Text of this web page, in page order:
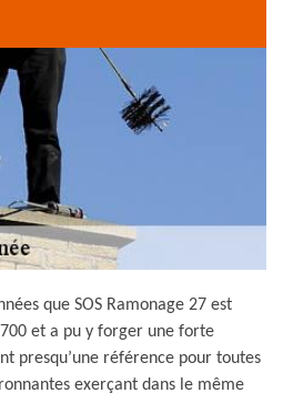
que SOS Ramonage 27 est
et a pu y forger une forte
presqu’une référence pour toutes
exerçant dans le même